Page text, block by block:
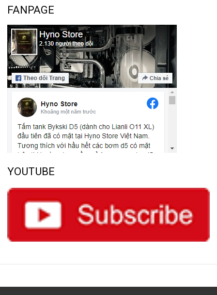
FANPAGE
YOUTUBE